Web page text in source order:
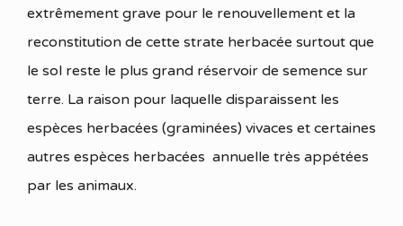
extrêmement grave pour le renouvellement et la
reconstitution de cette strate herbacée surtout que
le sol reste le plus grand réservoir de semence sur
terre. La raison pour laquelle disparaissent les
espèces herbacées (graminées) vivaces et certaines
autres espèces herbacées annuelle très appétées
par les animaux.